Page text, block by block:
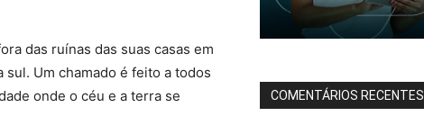
das ruínas das suas casas em
Um chamado é feito a todos
onde o céu e a terra se
COMENTÁRIOS RECENTES